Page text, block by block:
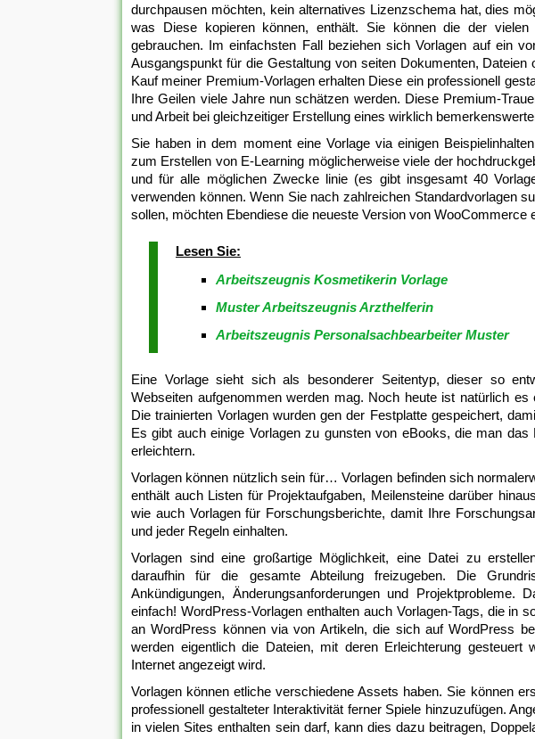
durchpausen möchten, kein alternatives Lizenzschema hat, dies
was Diese kopieren können, enthält. Sie können die der vielen
gebrauchen. Im einfachsten Fall beziehen sich Vorlagen auf ein
Ausgangspunkt für die Gestaltung von seiten Dokumenten,
Kauf meiner Premium-Vorlagen erhalten Diese ein professionell
Ihre Geilen viele Jahre nun schätzen werden. Diese Premium-
und Arbeit bei gleichzeitiger Erstellung eines wirklich
Sie haben in dem moment eine Vorlage via einigen
zum Erstellen von E-Learning möglicherweise viele der
und für alle möglichen Zwecke linie (es gibt insgesamt 40
verwenden können. Wenn Sie nach zahlreichen Standardvorlagen
sollen, möchten Ebendiese die neueste Version von WooCommerce
Lesen Sie:
Arbeitszeugnis Kosmetikerin Vorlage
Muster Arbeitszeugnis Arzthelferin
Arbeitszeugnis Personalsachbearbeiter Muster
Eine Vorlage sieht sich als besonderer Seitentyp, dieser so
Webseiten aufgenommen werden mag. Noch heute ist natürlich
Die trainierten Vorlagen wurden gen der Festplatte gespeichert,
Es gibt auch einige Vorlagen zu gunsten von eBooks, die man
erleichtern.
Vorlagen können nützlich sein für… Vorlagen befinden sich
enthält auch Listen für Projektaufgaben, Meilensteine darüber
wie auch Vorlagen für Forschungsberichte, damit Ihre
und jeder Regeln einhalten.
Vorlagen sind eine großartige Möglichkeit, eine Datei zu
daraufhin für die gesamte Abteilung freizugeben. Die
Ankündigungen, Änderungsanforderungen und
einfach! WordPress-Vorlagen enthalten auch Vorlagen-Tags, die in
an WordPress können via von Artikeln, die sich auf WordPress
werden eigentlich die Dateien, mit deren Erleichterung gesteuert
Internet angezeigt wird.
Vorlagen können etliche verschiedene Assets haben. Sie können
professionell gestalteter Interaktivität ferner Spiele hinzuzufügen.
in vielen Sites enthalten sein darf, kann dies dazu beitragen,